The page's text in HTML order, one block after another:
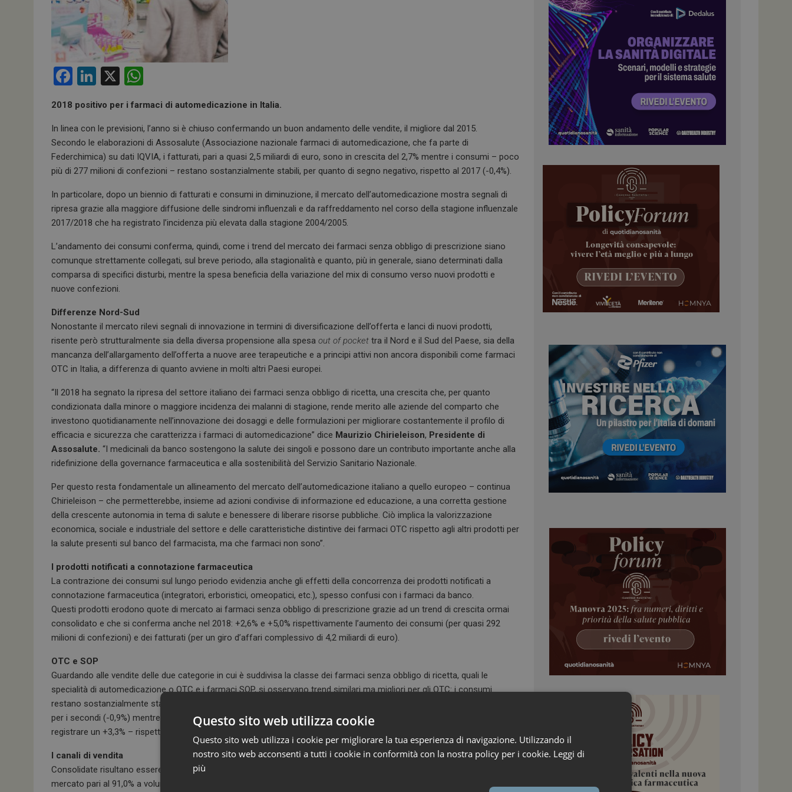
F
ce
b
o
o
k
Li
ke
dI
n
X
at
s
A
p
p
2018 positivo per i farmaci di automedicazione in Italia.
In linea con le previsioni, l’anno si è chiuso confermando un buon andamento delle vendite, il migliore dal 2015.
Secondo le elaborazioni di Assosalute (Associazione nazionale farmaci di automedicazione, che fa parte di
Federchimica) su dati IQVIA, i fatturati, pari a quasi 2,5 miliardi di euro, sono in crescita del 2,7% mentre i consumi – poco
più di 277 milioni di confezioni – restano sostanzialmente stabili, per quanto di segno negativo, rispetto al 2017 (-0,4%).
In particolare, dopo un biennio di fatturati e consumi in diminuzione, il mercato dell’automedicazione mostra segnali di
ripresa grazie alla maggiore diffusione delle sindromi influenzali e da raffreddamento nel corso della stagione influenzale
2017/2018 che ha registrato l’incidenza più elevata dalla stagione 2004/2005.
L’andamento dei consumi conferma, quindi, come i trend del mercato dei farmaci senza obbligo di prescrizione siano
comunque strettamente collegati, sul breve periodo, alla stagionalità e quanto, più in generale, siano determinati dalla
comparsa di specifici disturbi, mentre la spesa beneficia della variazione del mix di consumo verso nuovi prodotti e
nuove confezioni.
Differenze Nord-Sud
Nonostante il mercato rilevi segnali di innovazione in termini di diversificazione dell’offerta e lanci di nuovi prodotti,
risente però strutturalmente sia della diversa propensione alla spesa out of pocket tra il Nord e il Sud del Paese, sia della
mancanza dell’allargamento dell’offerta a nuove aree terapeutiche e a principi attivi non ancora disponibili come farmaci
OTC in Italia, a differenza di quanto avviene in molti altri Paesi europei.
“Il 2018 ha segnato la ripresa del settore italiano dei farmaci senza obbligo di ricetta, una crescita che, per quanto
condizionata dalla minore o maggiore incidenza dei malanni di stagione, rende merito alle aziende del comparto che
investono quotidianamente nell’innovazione dei dosaggi e delle formulazioni per migliorare costantemente il profilo di
efficacia e sicurezza che caratterizza i farmaci di automedicazione” dice Maurizio Chirieleison, Presidente di
Assosalute. “I medicinali da banco sostengono la salute dei singoli e possono dare un contributo importante anche alla
ridefinizione della governance farmaceutica e alla sostenibilità del Servizio Sanitario Nazionale.
Per questo resta fondamentale un allineamento del mercato dell’automedicazione italiano a quello europeo – continua
Chirieleison – che permetterebbe, insieme ad azioni condivise di informazione ed educazione, a una corretta gestione
della crescente autonomia in tema di salute e benessere di liberare risorse pubbliche. Ciò implica la valorizzazione
economica, sociale e industriale del settore e delle caratteristiche distintive dei farmaci OTC rispetto agli altri prodotti per
la salute presenti sul banco del farmacista, ma che farmaci non sono”.
I prodotti notificati a connotazione farmaceutica
La contrazione dei consumi sul lungo periodo evidenzia anche gli effetti della concorrenza dei prodotti notificati a
connotazione farmaceutica (integratori, erboristici, omeopatici, etc.), spesso confusi con i farmaci da banco.
Questi prodotti erodono quote di mercato ai farmaci senza obbligo di prescrizione grazie ad un trend di crescita ormai
consolidato e che si conferma anche nel 2018: +2,6% e +5,0% rispettivamente l’aumento dei consumi (per quasi 292
milioni di confezioni) e dei fatturati (per un giro d’affari complessivo di 4,2 miliardi di euro).
OTC e SOP
Guardando alle vendite delle due categorie in cui è suddivisa la classe dei farmaci senza obbligo di ricetta, quali le
specialità di automedicazione o OTC e i farmaci SOP, si osservano trend similari ma migliori per gli OTC: i consumi
restano sostanzialmente stabili, per quanto di segno negativo, per i primi (-0,2%) e sono in contrazione, seppur di misura,
per i secondi (-0,9%) mentre i fatturati presentano un andamento decisamente più dinamico per gli OTC – che fanno
registrare un +3,3% – rispetto al debole +1,0% dei SOP.
I canali di vendita
Consolidate risultano essere le dinamiche competitive tra i diversi canali di vendita: la farmacia detiene una quota di
mercato pari al 91,0% a volumi e al 92,4% a valori. Diminuisce lievemente la quota di mercato dei corner della Grande
Questo sito web utilizza cookie
Questo sito web utilizza i cookie per migliorare la tua esperienza di navigazione. Utilizzando il
nostro sito web acconsenti a tutti i cookie in conformità con la nostra policy per i cookie. Leggi di
più